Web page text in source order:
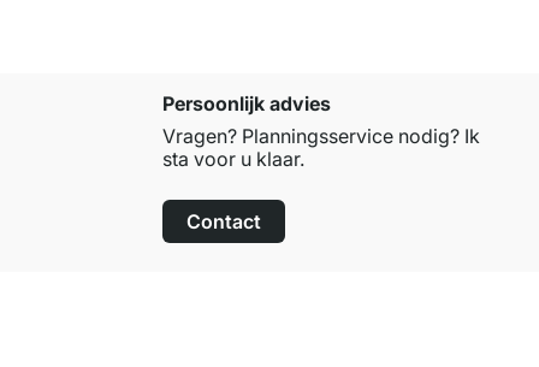
Persoonlijk advies
Vragen? Planningsservice nodig? Ik
sta voor u klaar.
Contact